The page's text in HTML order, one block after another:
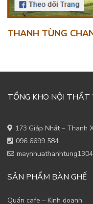
THANH TÙNG
TỔNG KHO NỘI
173 Giáp Nhất – Thanh
096 6699 584
SẢN PHẨM BÀN GHẾ
Quán cafe – Kinh doanh